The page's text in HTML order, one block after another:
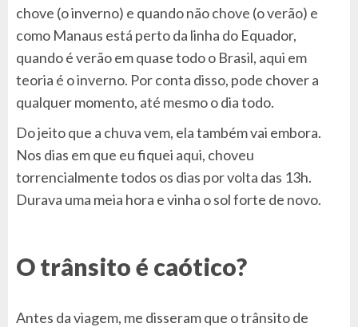
chove (o inverno) e quando não chove (o verão) e
como Manaus está perto da linha do Equador,
quando é verão em quase todo o Brasil, aqui em
teoria é o inverno. Por conta disso, pode chover a
qualquer momento, até mesmo o dia todo.
Do jeito que a chuva vem, ela também vai embora.
Nos dias em que eu fiquei aqui, choveu
torrencialmente todos os dias por volta das 13h.
Durava uma meia hora e vinha o sol forte de novo.
O trânsito é caótico?
Antes da viagem, me disseram que o trânsito de